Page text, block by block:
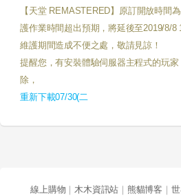
【天堂REMASTERED】原訂開放時間為
護作業時間超出預期，將延後至2019/8/8
維護期間造成不便之處，敬請見諒！
提醒您，有安裝體驗伺服器主程式的玩
除，
重新下載07/30(二
線上購物 ｜木木資訊站 熊貓博客